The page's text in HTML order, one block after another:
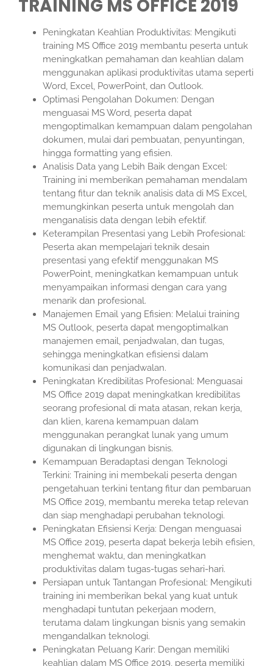
TRAINING MS OFFICE 2019
Peningkatan Keahlian Produktivitas: Mengikuti
training MS Office 2019 membantu peserta untuk
meningkatkan pemahaman dan keahlian dalam
menggunakan aplikasi produktivitas utama seperti
Word, Excel, PowerPoint, dan Outlook.
Optimasi Pengolahan Dokumen: Dengan
menguasai MS Word, peserta dapat
mengoptimalkan kemampuan dalam pengolahan
dokumen, mulai dari pembuatan, penyuntingan,
hingga formatting yang efisien.
Analisis Data yang Lebih Baik dengan Excel:
Training ini memberikan pemahaman mendalam
tentang fitur dan teknik analisis data di MS Excel,
memungkinkan peserta untuk mengolah dan
menganalisis data dengan lebih efektif.
Keterampilan Presentasi yang Lebih Profesional:
Peserta akan mempelajari teknik desain
presentasi yang efektif menggunakan MS
PowerPoint, meningkatkan kemampuan untuk
menyampaikan informasi dengan cara yang
menarik dan profesional.
Manajemen Email yang Efisien: Melalui training
MS Outlook, peserta dapat mengoptimalkan
manajemen email, penjadwalan, dan tugas,
sehingga meningkatkan efisiensi dalam
komunikasi dan penjadwalan.
Peningkatan Kredibilitas Profesional: Menguasai
MS Office 2019 dapat meningkatkan kredibilitas
seorang profesional di mata atasan, rekan kerja,
dan klien, karena kemampuan dalam
menggunakan perangkat lunak yang umum
digunakan di lingkungan bisnis.
Kemampuan Beradaptasi dengan Teknologi
Terkini: Training ini membekali peserta dengan
pengetahuan terkini tentang fitur dan pembaruan
MS Office 2019, membantu mereka tetap relevan
dan siap menghadapi perubahan teknologi.
Peningkatan Efisiensi Kerja: Dengan menguasai
MS Office 2019, peserta dapat bekerja lebih efisien,
menghemat waktu, dan meningkatkan
produktivitas dalam tugas-tugas sehari-hari.
Persiapan untuk Tantangan Profesional: Mengikuti
training ini memberikan bekal yang kuat untuk
menghadapi tuntutan pekerjaan modern,
terutama dalam lingkungan bisnis yang semakin
mengandalkan teknologi.
Peningkatan Peluang Karir: Dengan memiliki
keahlian dalam MS Office 2019, peserta memiliki